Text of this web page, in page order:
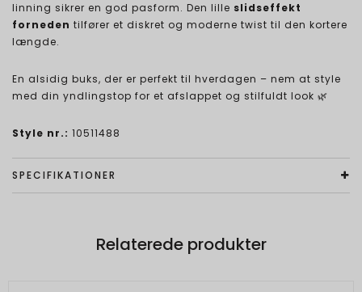
linning sikrer en god pasform. Den lille slidseffekt
forneden tilfører et diskret og moderne twist til den kortere
længde.
En alsidig buks, der er perfekt til hverdagen – nem at style
med din yndlingstop for et afslappet og stilfuldt look 🌿
Style nr.: 10511488
SPECIFIKATIONER
Relaterede produkter